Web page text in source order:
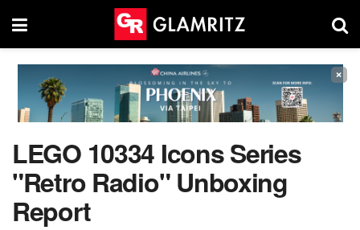
×
LEGO 10334 Icons Series
"Retro Radio" Unboxing
Report